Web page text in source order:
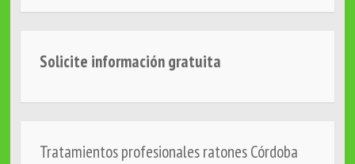
Solicite información gratuita
Tratamientos profesionales ratones Córdoba